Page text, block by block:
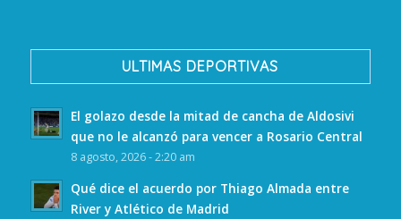
ULTIMAS DEPORTIVAS
El golazo desde la mitad de cancha de Aldosivi
que no le alcanzó para vencer a Rosario Central
8 agosto, 2026 - 2:20 am
Qué dice el acuerdo por Thiago Almada entre
River y Atlético de Madrid